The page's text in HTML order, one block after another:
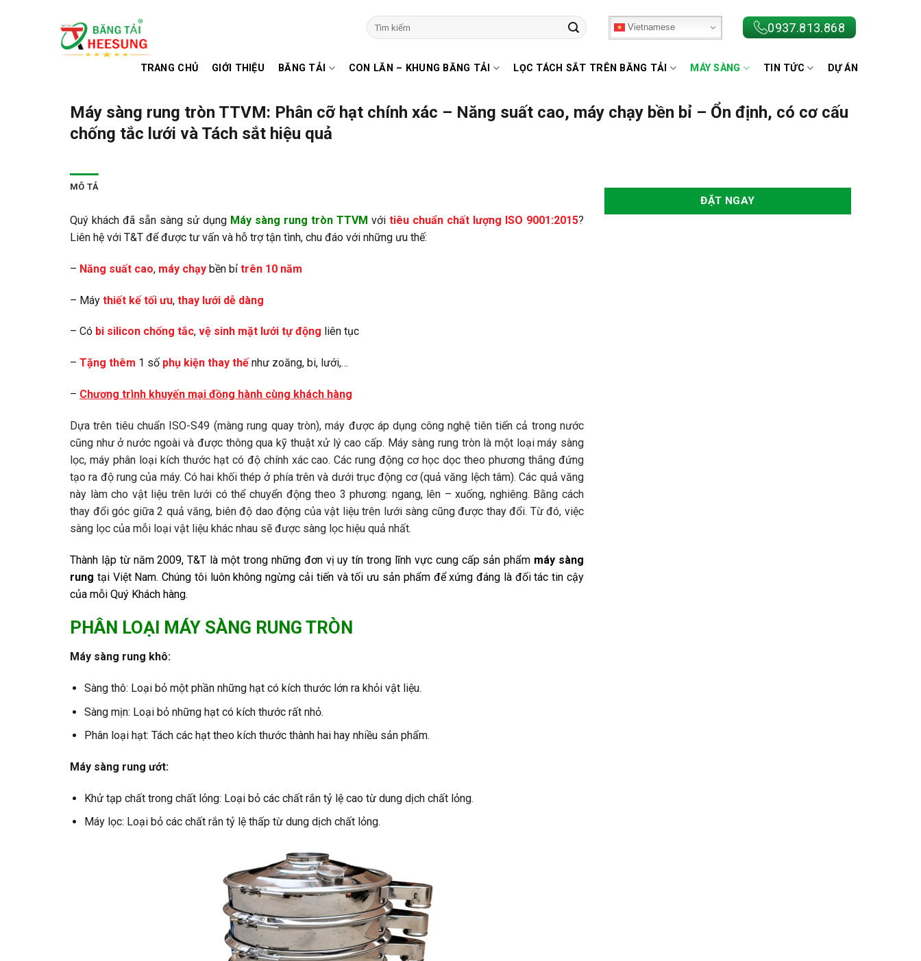
Tìm
kiếm:
Vietnamese 0937.813.868
TRANG CHỦ GIỚI THIỆU BĂNG TẢI CON LĂN – KHUNG BĂNG TẢI LỌC TÁCH SẮT TRÊN BĂNG TẢI MÁY SÀNG TIN TỨC DỰ ÁN
Máy sàng rung tròn TTVM: Phân cỡ hạt chính xác – Năng suất cao, máy chạy bền bỉ – Ổn định, có cơ cấu
chống tắc lưới và Tách sắt hiệu quả
MÔ TẢ
Quý khách đã sẵn sàng sử dụng Máy sàng rung tròn TTVM với tiêu chuẩn chất lượng ISO 9001:2015?
Liên hệ với T&T để được tư vấn và hỗ trợ tận tình, chu đáo với những ưu thế:
– Năng suất cao, máy chạy bền bỉ trên 10 năm
– Máy thiết kế tối ưu, thay lưới dễ dàng
– Có bi silicon chống tắc, vệ sinh mặt lưới tự động liên tục
– Tặng thêm 1 số phụ kiện thay thế như zoăng, bi, lưới,…
– Chương trình khuyến mại đồng hành cùng khách hàng
Dựa trên tiêu chuẩn ISO-S49 (màng rung quay tròn), máy được áp dụng công nghệ tiên tiến cả trong nước
cũng như ở nước ngoài và được thông qua kỹ thuật xử lý cao cấp. Máy sàng rung tròn là một loại máy sàng
lọc, máy phân loại kích thước hạt có độ chính xác cao. Các rung động cơ học dọc theo phương thắng đứng
tạo ra độ rung của máy. Có hai khối thép ở phía trên và dưới trục động cơ (quả văng lệch tâm). Các quả văng
này làm cho vật liệu trên lưới có thể chuyển động theo 3 phương: ngang, lên – xuống, nghiêng. Bằng cách
thay đổi góc giữa 2 quả văng, biên độ dao động của vật liệu trên lưới sàng cũng được thay đổi. Từ đó, việc
sàng lọc của mỗi loại vật liệu khác nhau sẽ được sàng lọc hiệu quả nhất.
Thành lập từ năm 2009, T&T là một trong những đơn vị uy tín trong lĩnh vực cung cấp sản phẩm máy sàng
rung tại Việt Nam. Chúng tôi luôn không ngừng cải tiến và tối ưu sản phẩm để xứng đáng là đối tác tin cậy
của mỗi Quý Khách hàng.
PHÂN LOẠI MÁY SÀNG RUNG TRÒN
Máy sàng rung khô:
Sàng thô: Loại bỏ một phần những hạt có kích thước lớn ra khỏi vật liệu.
Sàng mịn: Loại bỏ những hạt có kích thước rất nhỏ.
Phân loại hạt: Tách các hạt theo kích thước thành hai hay nhiều sản phẩm.
Máy sàng rung ướt:
Khử tạp chất trong chất lỏng: Loại bỏ các chất rắn tỷ lệ cao từ dung dịch chất lỏng.
Máy lọc: Loại bỏ các chất rắn tỷ lệ thấp từ dung dịch chất lỏng.
ĐẶT NGAY